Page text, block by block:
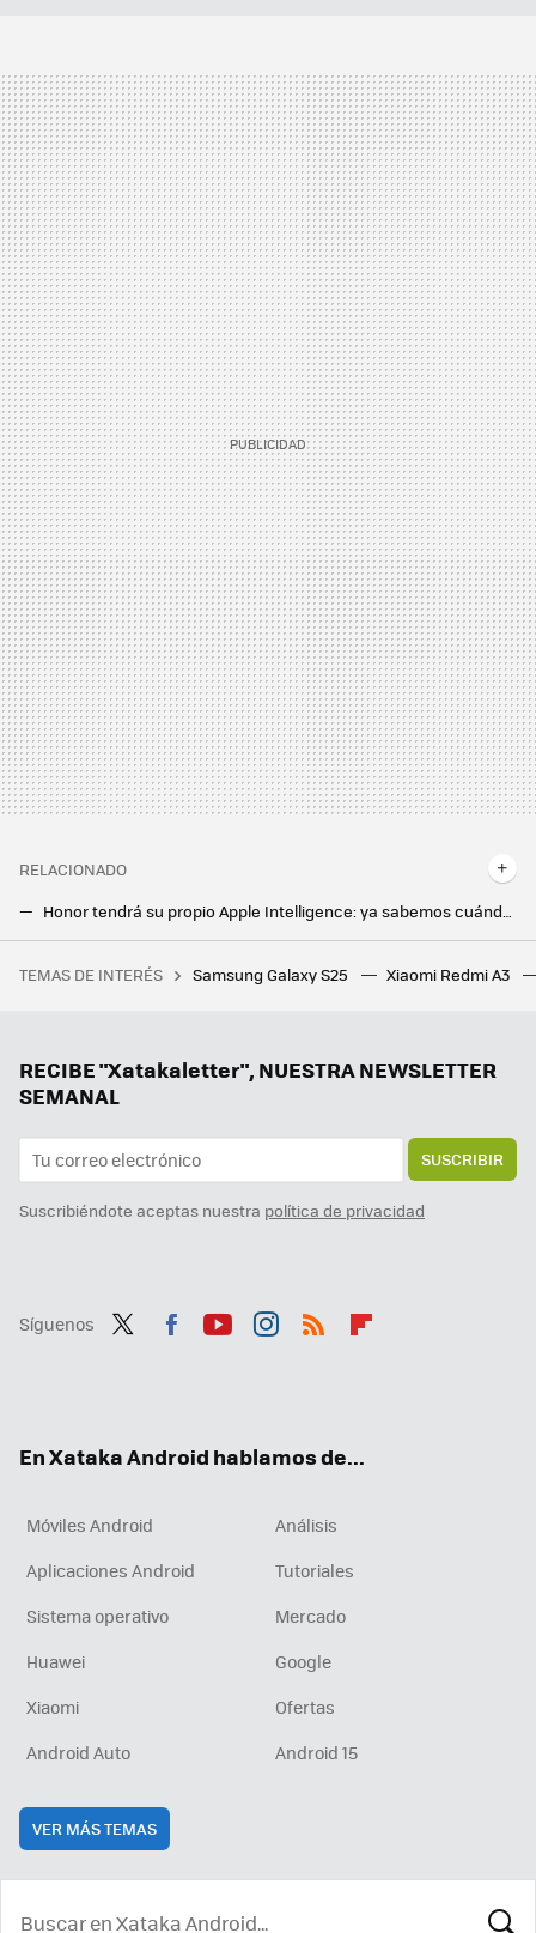
RELACIONADO
Honor tendrá su propio Apple Intelligence: ya sabemos cuándo llegan los Magic7 MagicOS 9
La nueva Telefónica quiere reinventar su oferta de contenidos: está valorando pujar por un canal de televisión en abierto
TEMAS DE INTERÉS Samsung Galaxy S25 Xiaomi Redmi A3
RECIBE "Xatakaletter", NUESTRA NEWSLETTER
SEMANAL
SUSCRIBIR
Suscribiéndote aceptas nuestra política de privacidad
Síguenos
En Xataka Android hablamos de...
Móviles Android
Análisis
Aplicaciones Android
Tutoriales
Sistema operativo
Mercado
Huawei
Google
Xiaomi
Ofertas
Android Auto
Android 15
VER MÁS TEMAS